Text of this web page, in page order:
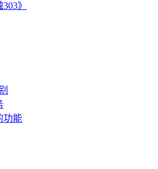
》
功能